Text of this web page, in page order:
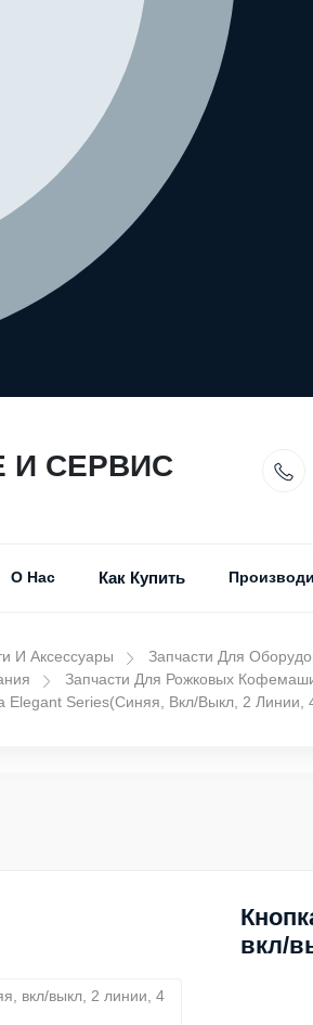
И СЕРВИС
О Нас Как Купить
И Аксессуары
Запчасти Для
Запчасти Для Рожковых
Elegant Series(синяя, Вкл/выкл, 2 Линии,
вкл/